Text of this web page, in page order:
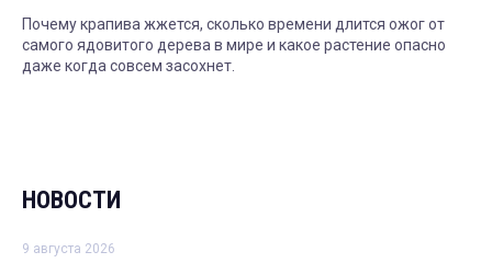
Почему крапива жжется, сколько времени длится ожог от
самого ядовитого дерева в мире и какое растение опасно
даже когда совсем засохнет.
НОВОСТИ
9 августа 2026